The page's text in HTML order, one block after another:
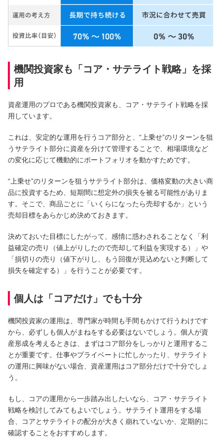
機関投資家も「コア・サテライト戦略」を採
用
資産運用のプロである機関投資家も、コア・サテライト戦略を採
用しています。
これは、安定的な運用を行うコア部分と、“上乗せ”のリターンを狙
うサテライト部分に資産を分けて管理することで、相場環境など
の変化に応じて機動的にポートフォリオを動かすためです。
“上乗せ”のリターンを狙うサテライト部分は、価格変動の大きい商
品に投資するため、短期間に想定外の損失を被る可能性がありま
す。そこで、商品ごとに「いくらになったら売却するか」という
売却目標をあらかじめ決めておきます。
決めておいた目標にしたがって、感情に惑わされることなく「利
益確定の売り（値上がりしたので売却して利益を実現する）」や
「損切りの売り（値下がりし、もう回復が見込めないと判断して
損失を確定する）」を行うことが必要です。
個人は「コアだけ」でも十分
機関投資家の運用は、専門家が時間も手間もかけて行うわけです
から、必ずしも個人がまねをする必要はないでしょう。個人が資
産形成を考えるときは、まずはコア部分をしっかりと運用するこ
とが重要です。仕事やプライベートに忙しかったり、サテライト
の運用に興味がない場合、資産運用はコア部分だけで十分でしょ
う。
もし、コアの運用から一歩踏み出したいなら、コア・サテライト
戦略を検討してみてもよいでしょう。サテライト運用をする場
合、コアとサテライトの配分が大きく崩れていないか、定期的に
確認することをおすすめします。